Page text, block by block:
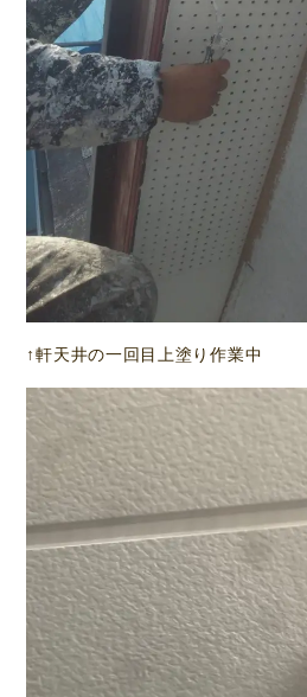
↑軒天井の一回目上塗り作業中